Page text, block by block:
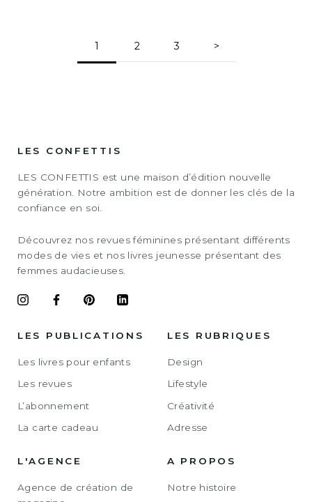
1 2 3 >
LES CONFETTIS
LES CONFETTIS est une maison d’édition nouvelle
génération. Notre ambition est de donner les clés de la
confiance en soi.
Découvrez nos revues féminines présentant différents
modes de vies et nos livres jeunesse présentant des
femmes audacieuses.
LES PUBLICATIONS
Les livres pour enfants
Les revues
L’abonnement
La carte cadeau
LES RUBRIQUES
Design
Lifestyle
Créativité
Adresse
L'AGENCE
Agence de création de
A PROPOS
Notre histoire